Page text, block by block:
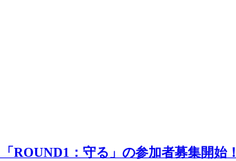
ROUND1：守る」の参加者募集開始！